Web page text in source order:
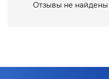
Отзывы не найдены